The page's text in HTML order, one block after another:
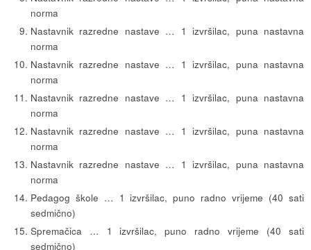
norma
Nastavnik razredne nastave … 1 izvršilac, puna nastavna
norma
Nastavnik razredne nastave … 1 izvršilac, puna nastavna
norma
Nastavnik razredne nastave … 1 izvršilac, puna nastavna
norma
Nastavnik razredne nastave … 1 izvršilac, puna nastavna
norma
Nastavnik razredne nastave … 1 izvršilac, puna nastavna
norma
Pedagog škole … 1 izvršilac, puno radno vrijeme (40 sati
sedmično)
Spremačica … 1 izvršilac, puno radno vrijeme (40 sati
sedmično)